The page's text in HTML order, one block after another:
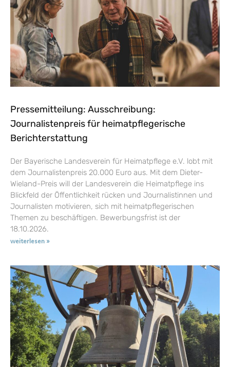
Pressemitteilung: Ausschreibung:
Journalistenpreis für heimatpflegerische
Berichterstattung
Der Bayerische Landesverein für Heimatpflege e.V. lobt mit
dem Journalistenpreis 20.000 Euro aus. Mit dem Dieter-
Wieland-Preis will der Landesverein die Heimatpflege ins
Blickfeld der Öffentlichkeit rücken und Journalistinnen und
Journalisten motivieren, sich mit heimatpflegerischen
Themen zu beschäftigen. Bewerbungsfrist ist der
18.10.2026.
weiterlesen »